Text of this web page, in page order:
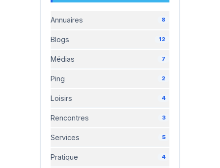
Annuaires 8
Blogs 12
Médias 7
Ping 2
Loisirs 4
Rencontres 3
Services 5
Pratique 4